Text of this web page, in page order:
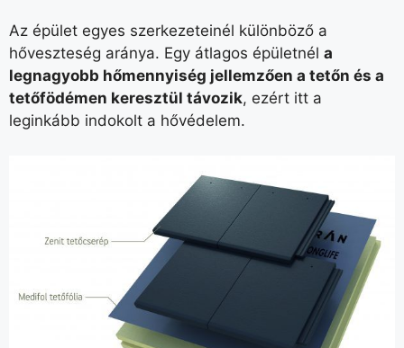
Az épület egyes szerkezeteinél különböző a
hőveszteség aránya. Egy átlagos épületnél a
legnagyobb hőmennyiség jellemzően a tetőn és a
tetőfödémen keresztül távozik, ezért itt a
leginkább indokolt a hővédelem.